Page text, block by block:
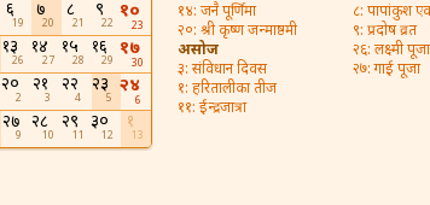
६
19
७
20
८
21
९
22
१०
23
१३
26
१४
27
१५
28
१६
29
१७
30
२०
2
२१
3
२२
4
२३
5
२४
6
२७
9
२८
10
२९
11
३०
12
१
13
१४: जनै पूर्णिमा
२०: श्री कृष्ण जन्माष्ठमी
असोज
३: संविधान दिवस
१: हरितालीका तीज
११: ईन्द्रजात्रा
८: पापांकुश
९: प्रदोष व्रत
२६: लक्ष्मी पूजा
२७: गाई पूजा